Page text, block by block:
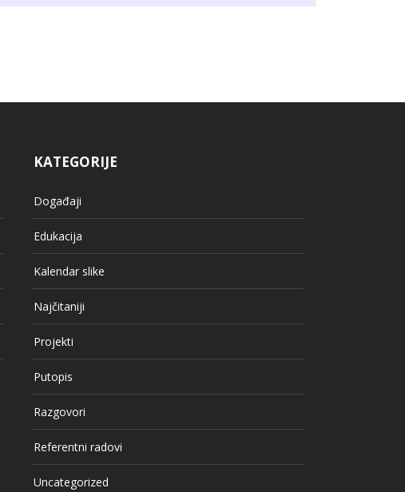
KATEGORIJE
Događaji
Edukacija
Kalendar slike
Najčitaniji
Projekti
Putopis
Razgovori
Referentni radovi
Uncategorized